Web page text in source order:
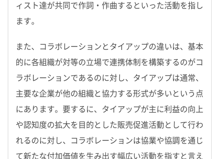
ィスト達が共同で作詞・作曲するといった活動を指し
ます。
また、コラボレーションとタイアップの違いは、基本
的に各組織が対等の立場で連携体制を構築するのがコ
ラボレーションであるのに対し、タイアップは通常、
主要な企業が他の組織と協力する形式が多いという点
にあります。要するに、タイアップが主に利益の向上
や認知度の拡大を目的とした販売促進活動として行わ
れるのに対し、コラボレーションは協業や協調を通じ
て新たな付加価値を生み出す幅広い活動を指すと言え